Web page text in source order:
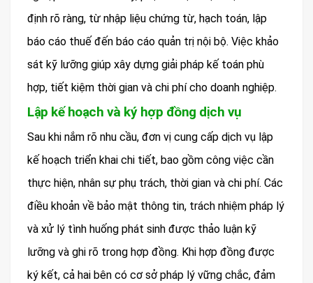
định rõ ràng, từ nhập liệu chứng từ, hạch toán, lập
báo cáo thuế đến báo cáo quản trị nội bộ. Việc khảo
sát kỹ lưỡng giúp xây dựng giải pháp kế toán phù
hợp, tiết kiệm thời gian và chi phí cho doanh nghiệp.
Lập kế hoạch và ký hợp đồng dịch vụ
Sau khi nắm rõ nhu cầu, đơn vị cung cấp dịch vụ lập
kế hoạch triển khai chi tiết, bao gồm công việc cần
thực hiện, nhân sự phụ trách, thời gian và chi phí. Các
điều khoản về bảo mật thông tin, trách nhiệm pháp lý
và xử lý tình huống phát sinh được thảo luận kỹ
lưỡng và ghi rõ trong hợp đồng. Khi hợp đồng được
ký kết, cả hai bên có cơ sở pháp lý vững chắc, đảm